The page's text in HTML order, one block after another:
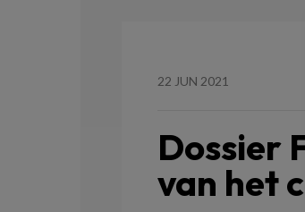
22 JUN 2021
Dossier
van het